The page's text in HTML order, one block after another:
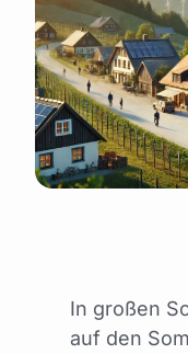
In großen
auf den